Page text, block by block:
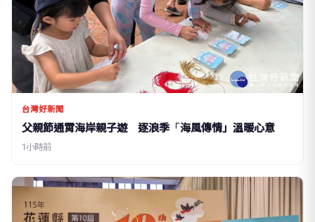
台灣好新聞
父親節通霄海岸親子遊 逐浪季「海風傳情」溫暖心意
1小時前